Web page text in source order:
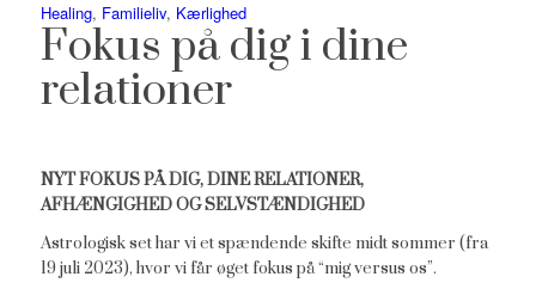
Healing, Familieliv, Kærlighed
Fokus på dig i dine
relationer
NYT FOKUS PÅ DIG, DINE RELATIONER,
AFHÆNGIGHED OG SELVSTÆNDIGHED
Astrologisk set har vi et spændende skifte midt sommer (fra
19 juli 2023), hvor vi får øget fokus på “mig versus os”.